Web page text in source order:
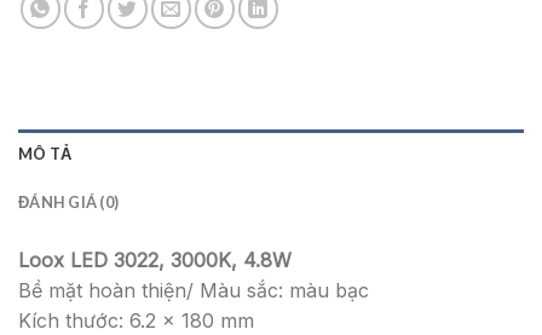
MÔ TẢ
ĐÁNH GIÁ (0)
Loox LED 3022, 3000K, 4.8W
Bề mặt hoàn thiện/ Màu sắc: màu bạc
Kích thước: 6.2 x 180 mm